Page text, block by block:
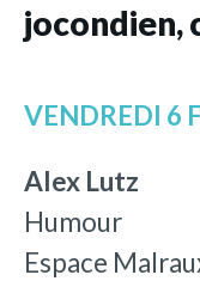
jocondien,
VENDREDI 6
Alex Lutz
Humour
Espace